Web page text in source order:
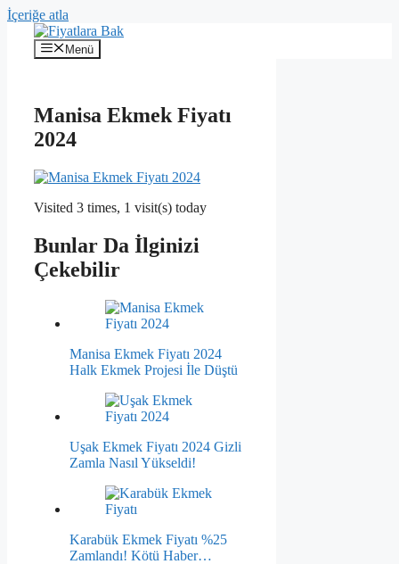
İçeriğe atla
Menü
Manisa Ekmek Fiyatı
2024
Visited 3 times, 1 visit(s) today
Bunlar Da İlginizi
Çekebilir
Manisa Ekmek Fiyatı 2024
Halk Ekmek Projesi İle Düştü
Uşak Ekmek Fiyatı 2024 Gizli
Zamla Nasıl Yükseldi!
Karabük Ekmek Fiyatı %25
Zamlandı! Kötü Haber…